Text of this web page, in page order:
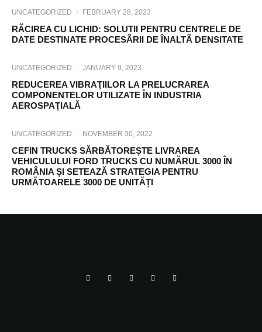
UNCATEGORIZED · FEBRUARY 28, 2023
RÃCIREA CU LICHID: SOLUTII PENTRU CENTRELE DE
DATE DESTINATE PROCESÃRII DE ÎNALTÃ DENSITATE
UNCATEGORIZED · JANUARY 9, 2023
REDUCEREA VIBRAŢIILOR LA PRELUCRAREA
COMPONENTELOR UTILIZATE ÎN INDUSTRIA
AEROSPAŢIALĂ
UNCATEGORIZED · NOVEMBER 30, 2022
CEFIN TRUCKS SĂRBĂTOREȘTE LIVRAREA
VEHICULULUI FORD TRUCKS CU NUMĂRUL 3000 ÎN
ROMÂNIA ȘI SETEAZĂ STRATEGIA PENTRU
URMĂTOARELE 3000 DE UNITĂȚI